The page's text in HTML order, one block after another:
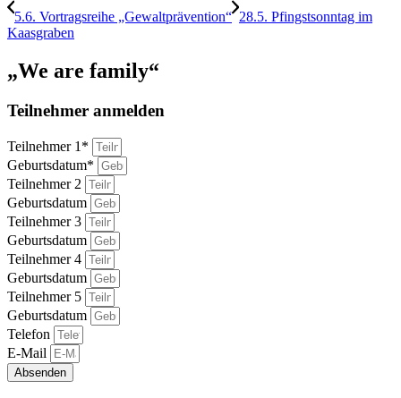
5.6. Vortragsreihe „Gewaltprävention“ 28.5. Pfingstsonntag im
Kaasgraben
„We are family“
Teilnehmer anmelden
Teilnehmer 1*
Geburtsdatum*
Teilnehmer 2
Geburtsdatum
Teilnehmer 3
Geburtsdatum
Teilnehmer 4
Geburtsdatum
Teilnehmer 5
Geburtsdatum
Telefon
E-Mail
Absenden